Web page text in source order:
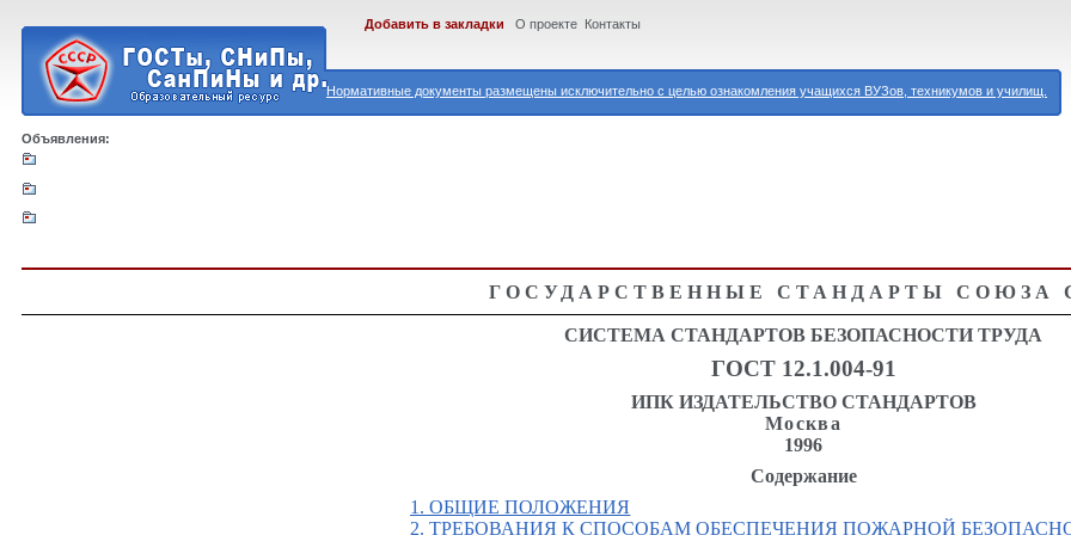
Нормативные документы размещены исключительно с целью ознакомления учащихся ВУЗов, техникумов и училищ.
Добавить в закладки О проекте Контакты
Объявления:
ГОСУДАРСТВЕННЫЕ СТАНДАРТЫ СОЮЗА
СИСТЕМА СТАНДАРТОВ БЕЗОПАСНОСТИ ТРУДА
ГОСТ 12.1.004-91
ИПК ИЗДАТЕЛЬСТВО СТАНДАРТОВ
Москва
1996
Содержание
1. ОБЩИЕ ПОЛОЖЕНИЯ
2. ТРЕБОВАНИЯ К СПОСОБАМ ОБЕСПЕЧЕНИЯ ПОЖАРНОЙ